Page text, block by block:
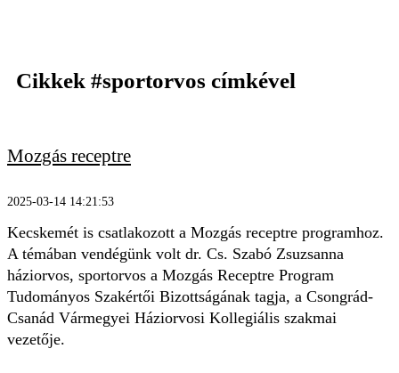
Cikkek #sportorvos címkével
Mozgás receptre
2025-03-14 14:21:53
Kecskemét is csatlakozott a Mozgás receptre programhoz.
A témában vendégünk volt dr. Cs. Szabó Zsuzsanna
háziorvos, sportorvos a Mozgás Receptre Program
Tudományos Szakértői Bizottságának tagja, a Csongrád-
Csanád Vármegyei Háziorvosi Kollegiális szakmai
vezetője.